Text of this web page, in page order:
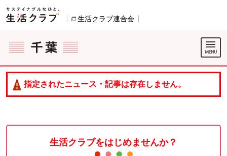
ページの先頭です。
生活クラブ連合会
ここからサイト内共通メニューです。
サイト内共通メニューをスキップする
サイト内共通メニューここまで。
指定されたニュース・記事は存在しません。
生活クラブをはじめませんか？